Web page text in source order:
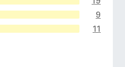
9
11